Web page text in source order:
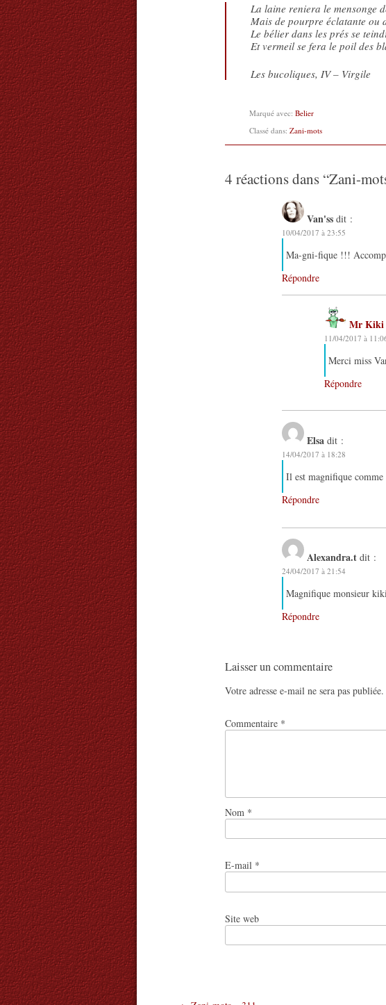
La laine reniera le mensonge
Mais de pourpre éclatante ou
Le bélier dans les prés se
Et vermeil se fera le poil des
Les bucoliques, IV – Virgile
Marqué avec: Belier
Classé dans: Zani-mots
4 réactions dans “Zani-
Van'ss dit :
10/04/2017 à 23:55
Ma-gni-fique !!!
Répondre
Mr Kiki
11/04/2017 à
Merci miss
Répondre
Elsa dit :
14/04/2017 à 18:28
Il est magnifique
Répondre
Alexandra.t dit :
24/04/2017 à 21:54
Magnifique monsieur
Répondre
Laisser un commentaire
Votre adresse e-mail ne sera pas publiée.
Commentaire *
Nom *
E-mail *
Site web